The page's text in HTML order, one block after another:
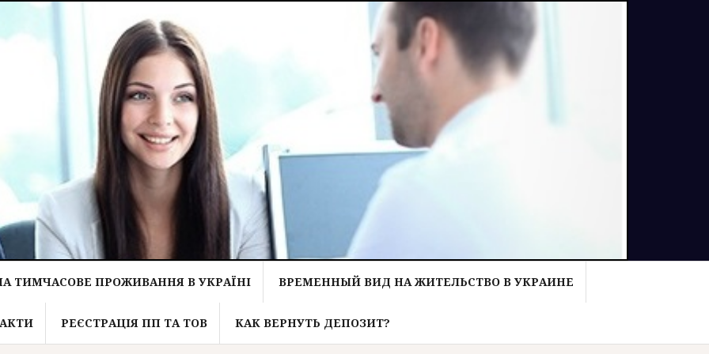
ТИМЧАСОВЕ ПРОЖИВАННЯ В УКРАЇНІ ВРЕМЕННЫЙ ВИД НА ЖИТЕЛЬСТВО В УКРАИНЕ
РЕЄСТРАЦІЯ ПП ТА ТОВ КАК ВЕРНУТЬ ДЕПОЗИТ?